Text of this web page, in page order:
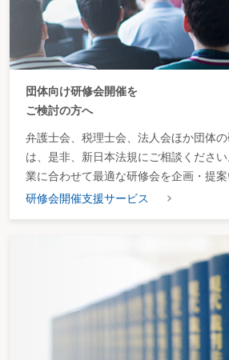
団体向け研修会開催を
ご検討の方へ
弁護士会、税理士会、法人会ほか団体
は、是非、新日本法規にご相談くださ
業に合わせて最適な研修会を企画・提案
研修会開催支援サービス